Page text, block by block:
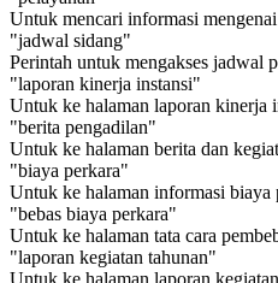
Untuk mencari informasi
"jadwal sidang"
Perintah untuk mengakses jadwal
"laporan kinerja instansi"
Untuk ke halaman laporan kinerja
"berita pengadilan"
Untuk ke halaman berita dan
"biaya perkara"
Untuk ke halaman informasi biaya
"bebas biaya perkara"
Untuk ke halaman tata cara
"laporan kegiatan tahunan"
Untuk ke halaman laporan